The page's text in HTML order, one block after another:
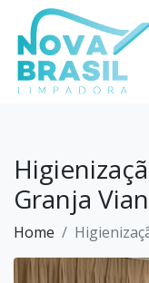
×
Home
Sobre
Missão
Blog
Contato
Granja
Home